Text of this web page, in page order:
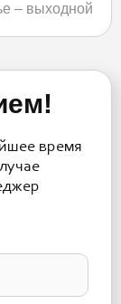
– выходной
время